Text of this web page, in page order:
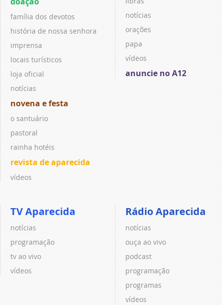
família dos devotos
história de nossa senhora
imprensa
locais turísticos
loja oficial
notícias
novena e festa
o santuário
pastoral
rainha hotéis
revista de aparecida
vídeos
notícias
orações
papa
vídeos
anuncie no A12
TV Aparecida
notícias
programação
tv ao vivo
vídeos
Rádio Aparecida
notícias
ouça ao vivo
podcast
programação
programas
vídeos